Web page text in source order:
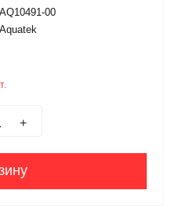
AQ10491-00
Aquatek
+